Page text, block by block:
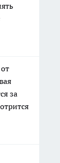
за